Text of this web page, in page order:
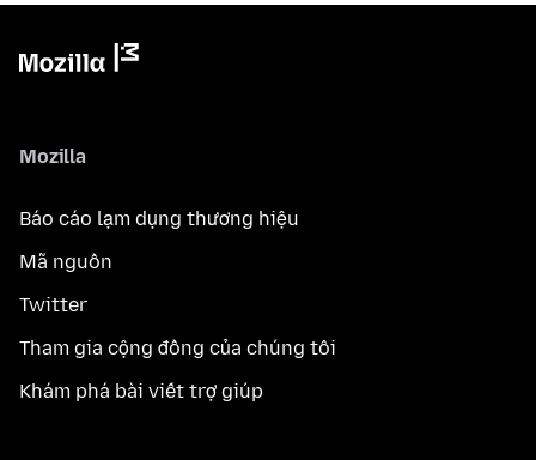
Mozilla
Báo cáo lạm dụng thương hiệu
Mã nguồn
Twitter
Tham gia cộng đồng của chúng tôi
Khám phá bài viết trợ giúp